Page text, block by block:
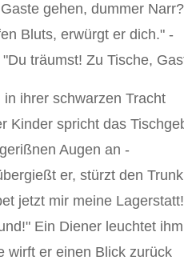
gehen, dummer Narr?
Bluts, erwürgt er dich." -
träumst! Zu Tische,
ihrer schwarzen Tracht
Kinder spricht das
Augen an -
er, stürzt den
jetzt mir meine Lagerstatt!
Ein Diener leuchtet
wirft er einen Blick zurück